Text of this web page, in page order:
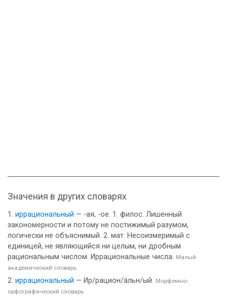
Значения в других словарях
иррациональный — -ая, -ое. 1. филос. Лишенный
закономерности и потому не постижимый разумом,
логически не объяснимый. 2. мат. Несоизмеримый с
единицей, не являющийся ни целым, ни дробным
рациональным числом. Иррациональные числа. Малый
академический словарь
иррациональный — Ир/рацион/а́льн/ый. Морфемно-
орфографический словарь